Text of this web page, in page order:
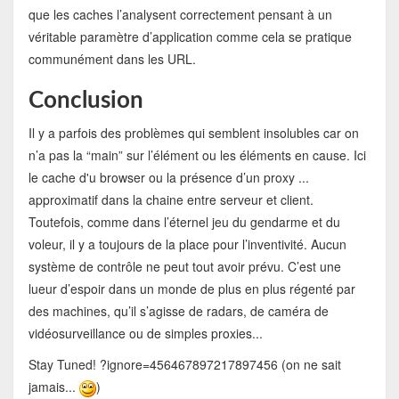
que les caches l’analysent correctement pensant à un
véritable paramètre d’application comme cela se pratique
communément dans les URL.
Conclusion
Il y a parfois des problèmes qui semblent insolubles car on
n’a pas la “main” sur l’élément ou les éléments en cause. Ici
le cache d'u browser ou la présence d’un proxy ...
approximatif dans la chaine entre serveur et client.
Toutefois, comme dans l’éternel jeu du gendarme et du
voleur, il y a toujours de la place pour l’inventivité. Aucun
système de contrôle ne peut tout avoir prévu. C’est une
lueur d’espoir dans un monde de plus en plus régenté par
des machines, qu’il s’agisse de radars, de caméra de
vidéosurveillance ou de simples proxies...
Stay Tuned! ?ignore=456467897217897456 (on ne sait
jamais...
)